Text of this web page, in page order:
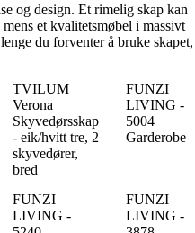
og design. Et rimelig skap kan
et kvalitetsmøbel i massivt
du forventer å bruke skapet,
TVILUM
Verona
Skyvedørsskap
- eik/hvitt tre, 2
skyvedører,
bred
FUNZI
LIVING -
5004
Garderobe
FUNZI
LIVING -
FUNZI
LIVING -